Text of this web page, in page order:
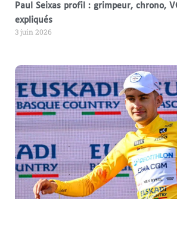
Paul Seixas profil : grimpeur, chrono,
expliqués
3 juin 2026